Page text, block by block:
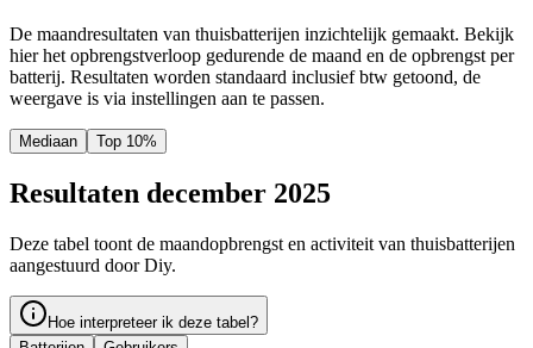
De maandresultaten van thuisbatterijen inzichtelijk gemaakt. Bekijk
hier het opbrengstverloop gedurende de maand en de opbrengst per
batterij. Resultaten worden standaard inclusief btw getoond, de
weergave is via instellingen aan te passen.
Mediaan Top 10%
Resultaten december 2025
Deze tabel toont de maandopbrengst en activiteit van thuisbatterijen
aangestuurd door Diy.
Hoe interpreteer ik deze tabel?